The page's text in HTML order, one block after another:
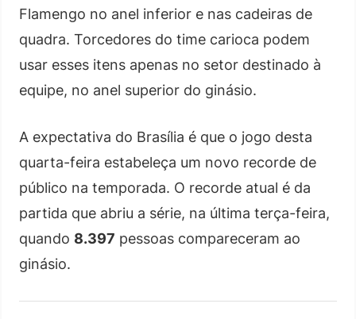
Flamengo no anel inferior e nas cadeiras de
quadra. Torcedores do time carioca podem
usar esses itens apenas no setor destinado à
equipe, no anel superior do ginásio.
A expectativa do Brasília é que o jogo desta
quarta-feira estabeleça um novo recorde de
público na temporada. O recorde atual é da
partida que abriu a série, na última terça-feira,
quando 8.397 pessoas compareceram ao
ginásio.